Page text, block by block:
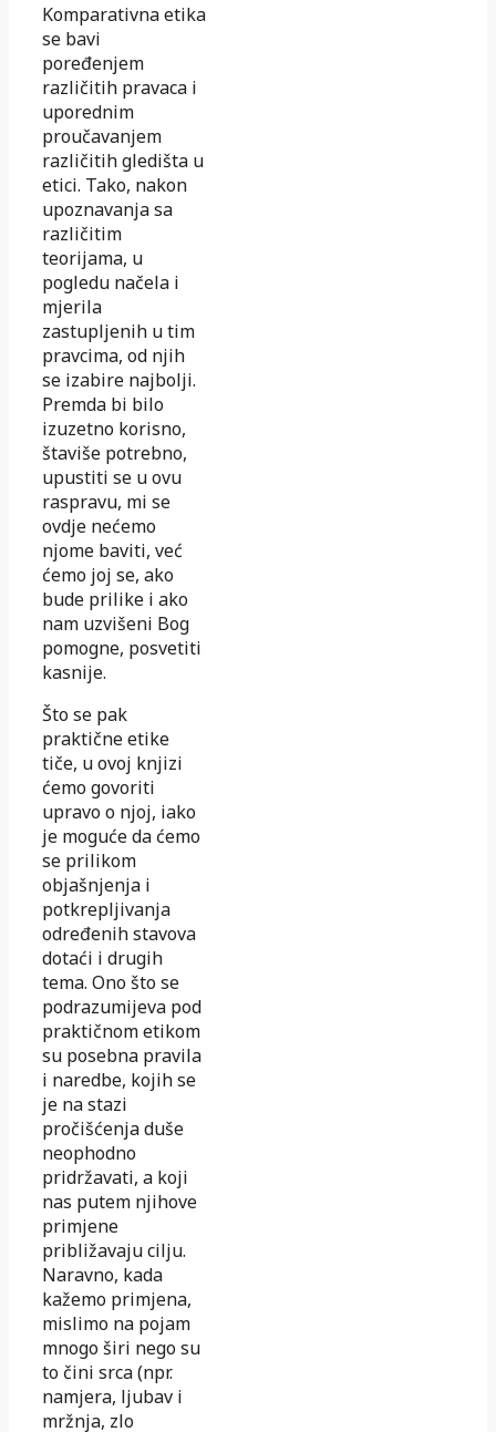
Komparativna etika
se bavi
poređenjem
različitih pravaca i
uporednim
proučavanjem
različitih gledišta u
etici. Tako, nakon
upoznavanja sa
različitim
teorijama, u
pogledu načela i
mjerila
zastupljenih u tim
pravcima, od njih
se izabire najbolji.
Premda bi bilo
izuzetno korisno,
štaviše potrebno,
upustiti se u ovu
raspravu, mi se
ovdje nećemo
njome baviti, već
ćemo joj se, ako
bude prilike i ako
nam uzvišeni Bog
pomogne, posvetiti
kasnije.
Što se pak
praktične etike
tiče, u ovoj knjizi
ćemo govoriti
upravo o njoj, iako
je moguće da ćemo
se prilikom
objašnjenja i
potkrepljivanja
određenih stavova
dotaći i drugih
tema. Ono što se
podrazumijeva pod
praktičnom etikom
su posebna pravila
i naredbe, kojih se
je na stazi
pročišćenja duše
neophodno
pridržavati, a koji
nas putem njihove
primjene
približavaju cilju.
Naravno, kada
kažemo primjena,
mislimo na pojam
mnogo širi nego su
to čini srca (npr.
namjera, ljubav i
mržnja, zlo